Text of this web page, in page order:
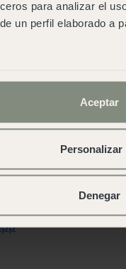
para analizar el
un perfil elaborado a
Aceptar
Personalizar
Denegar
camps